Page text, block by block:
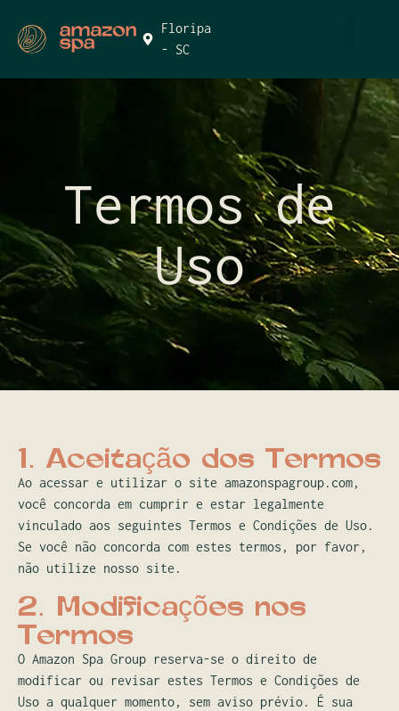
Floripa
- SC
Termos de
Uso
1. Aceitação dos Termos
Ao acessar e utilizar o site amazonspagroup.com,
você concorda em cumprir e estar legalmente
vinculado aos seguintes Termos e Condições de Uso.
Se você não concorda com estes termos, por favor,
não utilize nosso site.
2. Modificações nos
Termos
O Amazon Spa Group reserva-se o direito de
modificar ou revisar estes Termos e Condições de
Uso a qualquer momento, sem aviso prévio. É sua